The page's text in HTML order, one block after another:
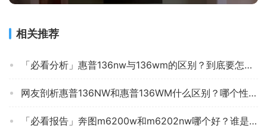
相关推荐
「必看分析」惠普136nw与136wm的区别？到底要怎么选择
网友剖析惠普136NW和惠普136WM什么区别？哪个性价比高、质量更好
「必看报告」奔图m6200w和m6202nw哪个好？谁是性价比之王